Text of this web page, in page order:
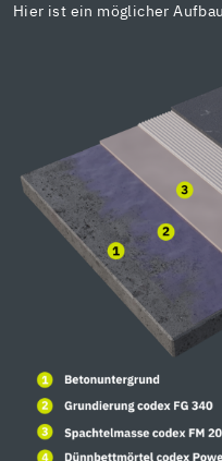
Hier ist ein möglicher